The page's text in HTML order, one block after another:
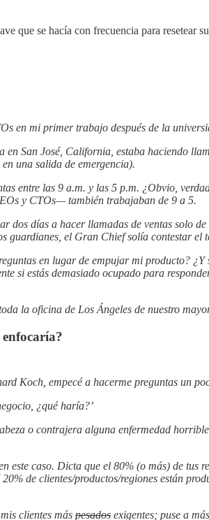
que se hacía con frecuencia para resetear
en mi primer trabajo después de la
San José, California, estaba haciendo
una salida de emergencia).
entre las 9 a.m. y las 5 p.m. ¿Obvio,
y CTOs— también trabajaban de 9 a 5.
días a hacer llamadas de ventas solo
el Gran Chief solía contestar el
en lugar de empujar mi producto?
si estás demasiado ocupado para
la oficina de Los Ángeles de nuestro
Koch, empecé a hacerme preguntas un
¿qué haría?’
o contrajera alguna enfermedad
caso. Dicta que el 80% (o más) de tus
de clientes/productos/regiones están
clientes más pesados exigentes; puse a